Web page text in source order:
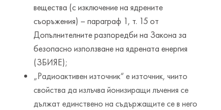
вещества (с изключение на ядрените
съоръжения) – параграф 1, т. 15 от
Допълнителните разпоредби на Закона за
безопасно използване на ядрената енергия
(ЗБИЯЕ);
„Радиоактивен източник“ е източник, чиито
свойства да излъчва йонизиращи лъчения се
дължат единствено на съдържащите се в него